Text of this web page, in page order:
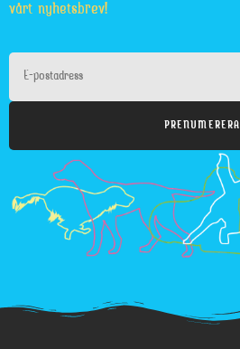
vårt nyhetsbrev!
PRENUMERERA